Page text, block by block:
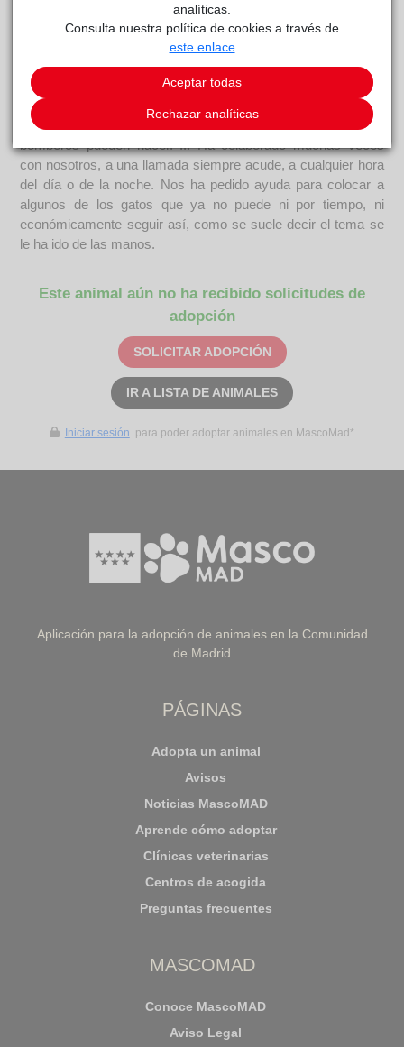
Curiosidades
Nuestro amigo y colaborador Juan, a causa de su buen
corazón y amor por los gatos, ha ido recogiendo y acogiendo
en su casa a demasiados animales. Él es capaz de subir a
árboles, tejados, puentes y bajar a pozos, alcantarillas,
sótanos tapiados y demás lugares imposibles, que ni los
bomberos pueden hacer. ... Ha colaborado muchas veces
con nosotros, a una llamada siempre acude, a cualquier hora
del día o de la noche. Nos ha pedido ayuda para colocar a
algunos de los gatos que ya no puede ni por tiempo, ni
económicamente seguir así, como se suele decir el tema se
le ha ido de las manos.
Este animal aún no ha recibido solicitudes de
adopción
SOLICITAR ADOPCIÓN
IR A LISTA DE ANIMALES
Iniciar sesión para poder adoptar animales en MascoMad*
Aplicación para la adopción de animales en la Comunidad
de Madrid
PÁGINAS
Adopta un animal
Avisos
Noticias MascoMAD
Aprende cómo adoptar
Clínicas veterinarias
Centros de acogida
Preguntas frecuentes
MASCOMAD
Conoce MascoMAD
Aviso Legal
analíticas.
Consulta nuestra política de cookies a través de
este enlace
Aceptar todas
Rechazar analíticas